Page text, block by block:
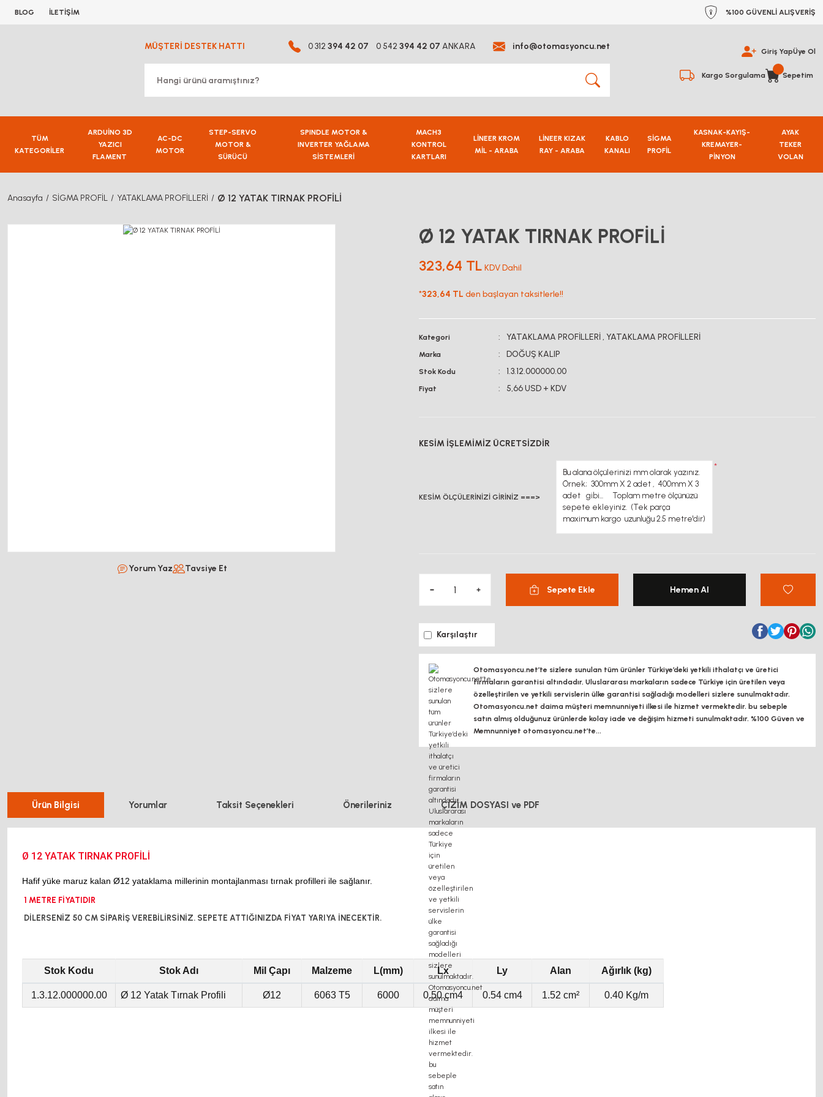
BLOG İLETİŞİM %100 GÜVENLİ ALIŞVERİŞ
MÜŞTERİ DESTEK HATTI 0 312 394 42 07 0 542 394 42 07 ANKARA info@otomasyoncu.net Giriş YapÜye Ol
Kargo Sorgulama Sepetim
TÜM
KATEGORİLER
ARDUİNO 3D
YAZICI
FLAMENT
AC-DC
MOTOR
STEP-SERVO
MOTOR &
SÜRÜCÜ
SPINDLE MOTOR &
INVERTER YAĞLAMA
SİSTEMLERİ
MACH3
KONTROL
KARTLARI
LİNEER KROM
MİL - ARABA
LİNEER KIZAK
RAY - ARABA
KABLO
KANALI
SİGMA
PROFİL
KASNAK-KAYIŞ-
KREMAYER-
PİNYON
AYAK
TEKER
VOLAN
Anasayfa SİGMA PROFİL YATAKLAMA PROFİLLERİ Ø 12 YATAK TIRNAK PROFİLİ
Yorum Yaz Tavsiye Et
Ø 12 YATAK TIRNAK PROFİLİ
323,64 TL KDV Dahil
*323,64 TL den başlayan taksitlerle!!
Kategori YATAKLAMA PROFİLLERİ , YATAKLAMA PROFİLLERİ
Marka DOĞUŞ KALIP
Stok Kodu 1.3.12.000000.00
Fiyat 5,66 USD + KDV
KESİM İŞLEMİMİZ ÜCRETSİZDİR
KESİM ÖLÇÜLERİNİZİ GİRİNİZ ===>
*
Sepete Ekle Hemen Al
Karşılaştır
Otomasyoncu.net’te sizlere sunulan tüm ürünler Türkiye’deki yetkili ithalatçı ve üretici
firmaların garantisi altındadır, Uluslararası markaların sadece Türkiye için üretilen veya
özelleştirilen ve yetkili servislerin ülke garantisi sağladığı modelleri sizlere sunulmaktadır.
Otomasyoncu.net daima müşteri memnunniyeti ilkesi ile hizmet vermektedir. bu sebeple
satın almış olduğunuz ürünlerde kolay iade ve değişim hizmeti sunulmaktadır. %100 Güven ve
Memnunniyet otomasyoncu.net’te...
Ürün Bilgisi Yorumlar Taksit Seçenekleri Önerileriniz ÇİZİM DOSYASI ve PDF
Ø 12 YATAK TIRNAK PROFİLİ
Hafif yüke maruz kalan Ø12 yataklama millerinin montajlanması tırnak profilleri ile sağlanır.
1 METRE FİYATIDIR
DİLERSENİZ 50 CM SİPARİŞ VEREBİLİRSİNİZ. SEPETE ATTIĞINIZDA FİYAT YARIYA İNECEKTİR.
Stok Kodu Stok Adı Mil Çapı Malzeme L(mm) Lx Ly Alan Ağırlık (kg)
1.3.12.000000.00 Ø 12 Yatak Tırnak Profili Ø12 6063 T5 6000 0.50 cm4 0.54 cm4 1.52 cm² 0.40 Kg/m